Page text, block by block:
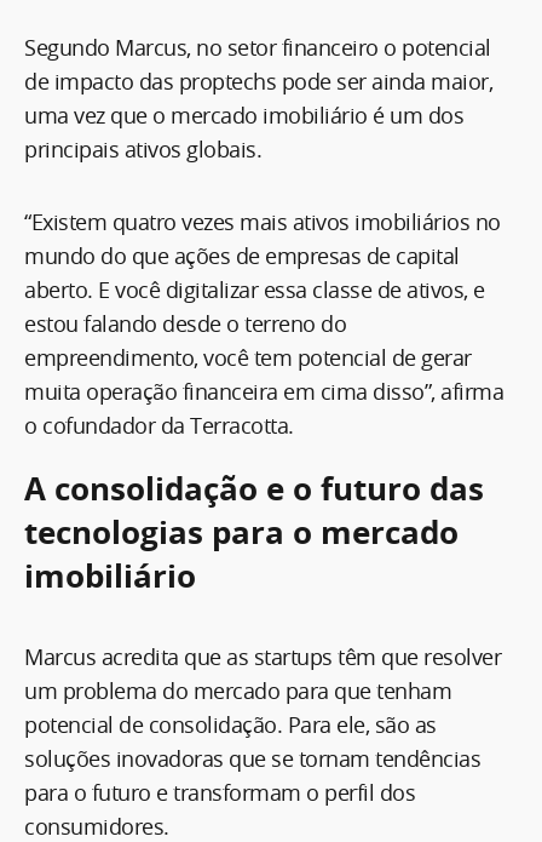
Segundo Marcus, no setor financeiro o potencial
de impacto das proptechs pode ser ainda maior,
uma vez que o mercado imobiliário é um dos
principais ativos globais.
“Existem quatro vezes mais ativos imobiliários no
mundo do que ações de empresas de capital
aberto. E você digitalizar essa classe de ativos, e
estou falando desde o terreno do
empreendimento, você tem potencial de gerar
muita operação financeira em cima disso”, afirma
o cofundador da Terracotta.
A consolidação e o futuro das
tecnologias para o mercado
imobiliário
Marcus acredita que as startups têm que resolver
um problema do mercado para que tenham
potencial de consolidação. Para ele, são as
soluções inovadoras que se tornam tendências
para o futuro e transformam o perfil dos
consumidores.